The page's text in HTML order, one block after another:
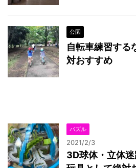
公園
自転車練習する
対おすすめ
パズル
2021/2/3
3D球体・立体